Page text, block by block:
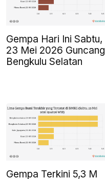
Gempa Hari Ini Sabtu,
23 Mei 2026 Guncang
Bengkulu Selatan
Gempa Terkini 5,3 M